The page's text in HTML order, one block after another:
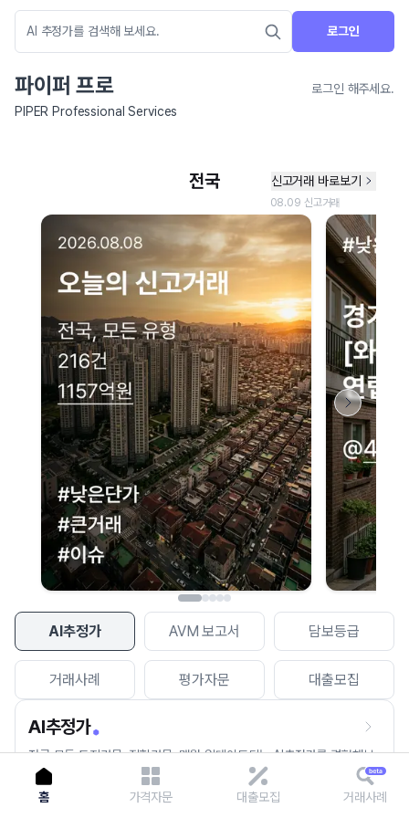
로그인
파이퍼 프로
로그인 해주세요.
PIPER Professional Services
AI추정가 AVM 보고서 담보등급
거래사례 평가자문 대출모집
AI추정가
전국 모든 토지건물, 집합건물, 매월 업데이트되는 AI추정가를 경험해보
세요.
네이버 지도 연결 안내
현재 네이버 지도 연결이 원활하지 않아 지도를 불러올 수 없습니다.
이용에 불편을 드려 죄송합니다.
다시 시도
홈 가격자문 대출모집 거래사례